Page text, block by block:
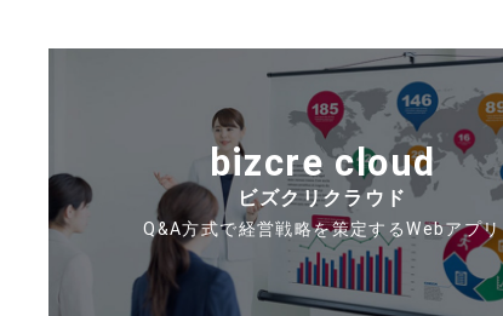
bizcre cloud
ビズクリクラウド
Q&A方式で経営戦略を策定するWebアプリ